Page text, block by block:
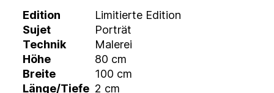
Edition
Limitierte Edition
Sujet
Porträt
Technik
Malerei
Höhe
80 cm
Breite
100 cm
Länge/Tiefe 2 cm